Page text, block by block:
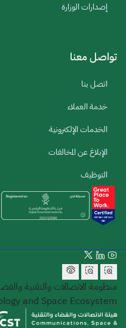
إصدارات الوزارة
تواصل معنا
اتصل بنا
خدمة العملاء
الخدمات الإلكترونية
الإبلاغ عن المخالفات
التوظيف
منظومة الاتصالات والتقنية
and Space Ecosystem